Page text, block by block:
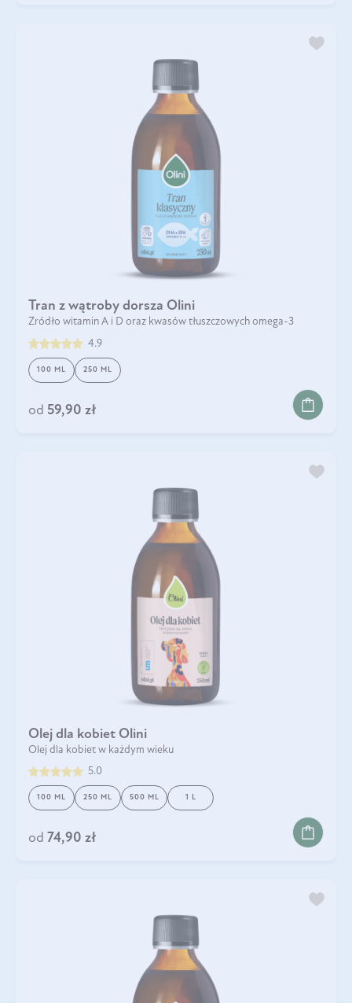
Tran z wątroby dorsza Olini
Źródło witamin A i D oraz kwasów tłuszczowych omega-3
4.9
100 ML 250 ML
od 59,90 zł
Olej dla kobiet Olini
Olej dla kobiet w każdym wieku
5.0
100 ML 250 ML 500 ML 1 L
od 74,90 zł